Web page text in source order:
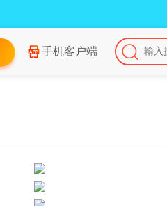
手机客户端